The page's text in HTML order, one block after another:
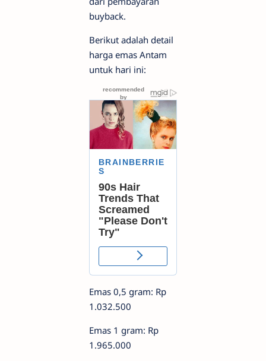
buyback.
Berikut adalah detail
harga emas Antam
untuk hari ini:
Emas 0,5 gram: Rp
1.032.500
Emas 1 gram: Rp
1.965.000